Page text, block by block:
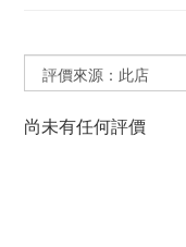
尚未有任何評價